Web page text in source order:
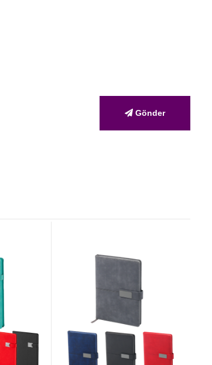
Gönder